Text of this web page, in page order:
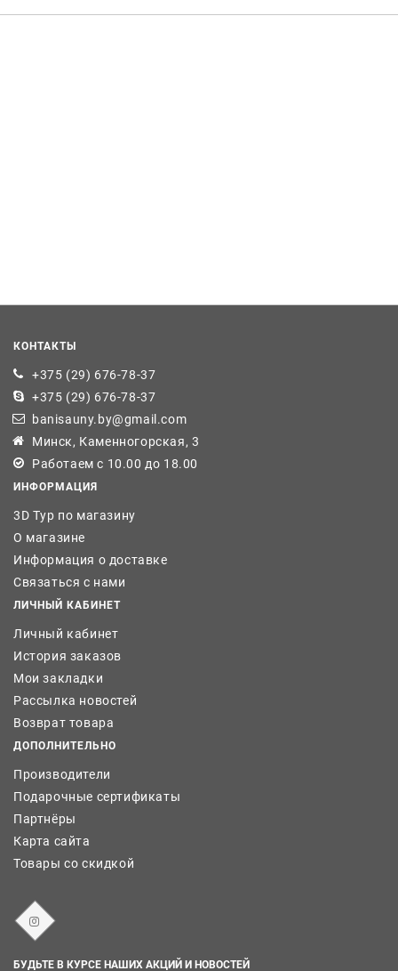
КОНТАКТЫ
+375 (29) 676-78-37
+375 (29) 676-78-37
banisauny.by@gmail.com
Минск, Каменногорская, 3
Работаем с 10.00 до 18.00
ИНФОРМАЦИЯ
3D Тур по магазину
О магазине
Информация о доставке
Связаться с нами
ЛИЧНЫЙ КАБИНЕТ
Личный кабинет
История заказов
Мои закладки
Рассылка новостей
Возврат товара
ДОПОЛНИТЕЛЬНО
Производители
Подарочные сертификаты
Партнёры
Карта сайта
Товары со скидкой
БУДЬТЕ В КУРСЕ НАШИХ АКЦИЙ И НОВОСТЕЙ